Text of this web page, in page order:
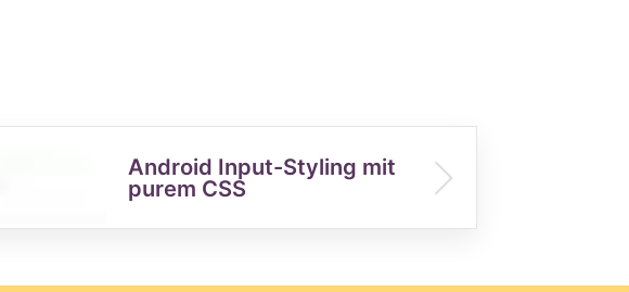
Android Input-Styling mit
purem CSS